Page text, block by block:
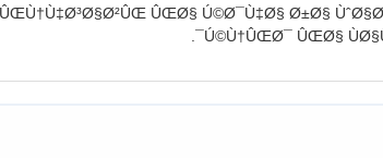
ÛŒØ§ Ú©Ø¯Ù‡Ø§ Ø±Ø§
Ú©Ù†ÛŒØ¯ ÛŒØ§